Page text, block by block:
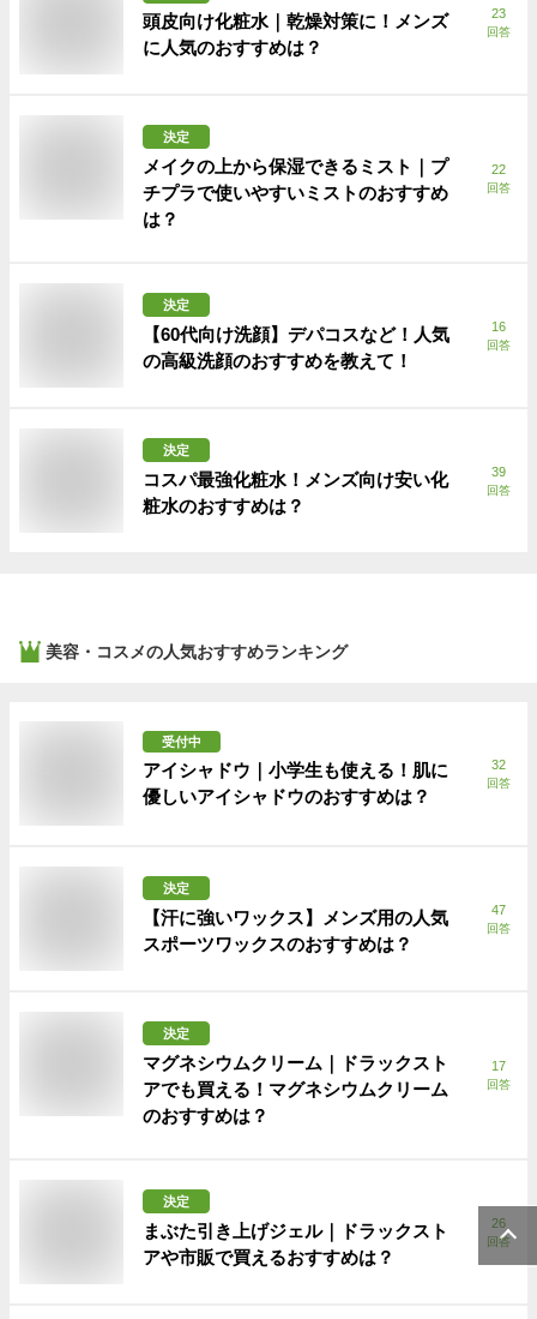
頭皮向け化粧水｜乾燥対策に！メンズ
に人気のおすすめは？
23
回答
決定
メイクの上から保湿できるミスト｜プ
チプラで使いやすいミストのおすすめ
は？
22
回答
決定
【60代向け洗顔】デパコスなど！人気
の高級洗顔のおすすめを教えて！
16
回答
決定
コスパ最強化粧水！メンズ向け安い化
粧水のおすすめは？
39
回答
美容・コスメの人気おすすめランキング
受付中
アイシャドウ｜小学生も使える！肌に
優しいアイシャドウのおすすめは？
32
回答
決定
【汗に強いワックス】メンズ用の人気
スポーツワックスのおすすめは？
47
回答
決定
マグネシウムクリーム｜ドラックスト
アでも買える！マグネシウムクリーム
のおすすめは？
17
回答
決定
まぶた引き上げジェル｜ドラックスト
アや市販で買えるおすすめは？
26
回答